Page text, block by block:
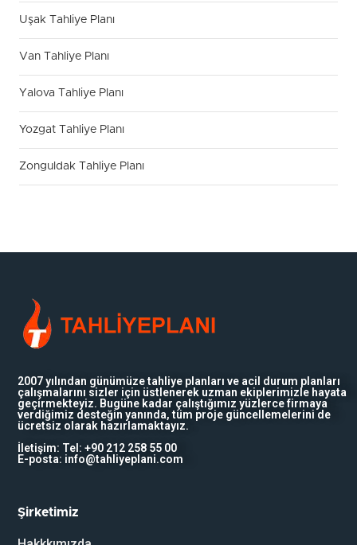
Uşak Tahliye Planı
Van Tahliye Planı
Yalova Tahliye Planı
Yozgat Tahliye Planı
Zonguldak Tahliye Planı
2007 yılından günümüze tahliye planları ve acil durum planları
çalışmalarını sizler için üstlenerek uzman ekiplerimizle hayata
geçirmekteyiz. Bugüne kadar çalıştığımız yüzlerce firmaya
verdiğimiz desteğin yanında, tüm proje güncellemelerini de
ücretsiz olarak hazırlamaktayız.
İletişim: Tel: +90 212 258 55 00
E-posta: info@tahliyeplani.com
Şirketimiz